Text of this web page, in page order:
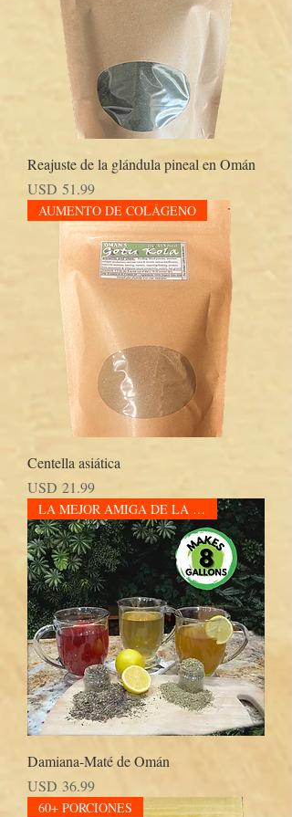
Reajuste de la glándula pineal en Omán
Precio
USD 51.99
AUMENTO DE COLÁGENO
Centella asiática
Precio
USD 21.99
LA MEJOR AMIGA DE LA MUJER
Damiana-Maté de Omán
Precio
USD 36.99
60+ PORCIONES